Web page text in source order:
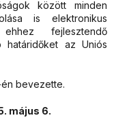
között minden
is elektronikus
fejlesztendő
az Uniós
én bevezette.
május 6.